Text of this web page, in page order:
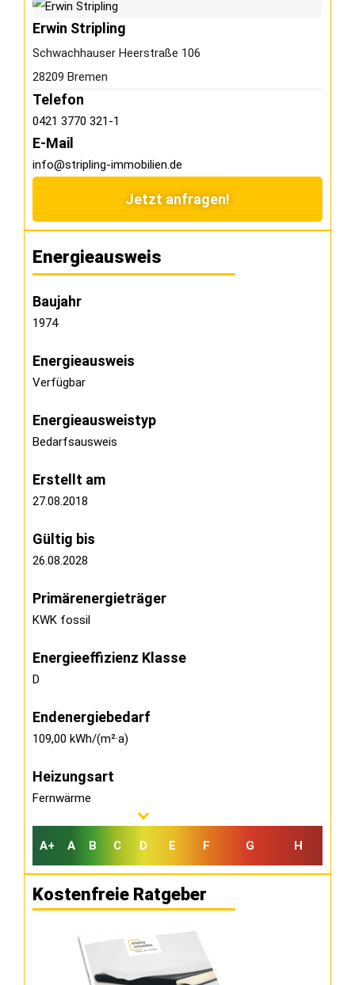
Erwin Stripling
Schwachhauser Heerstraße 106
28209 Bremen
Telefon
0421 3770 321-1
E-Mail
info@stripling-immobilien.de
Jetzt anfragen!
Energieausweis
Baujahr
1974
Energieausweis
Verfügbar
Energie­ausweistyp
Bedarfsausweis
Erstellt am
27.08.2018
Gültig bis
26.08.2028
Primärenergieträger
KWK fossil
Energieeffizienz Klasse
D
Endenergiebedarf
109,00 kWh/(m²·a)
Heizungsart
Fernwärme
A+ A B C D E F G H
Kostenfreie Ratgeber